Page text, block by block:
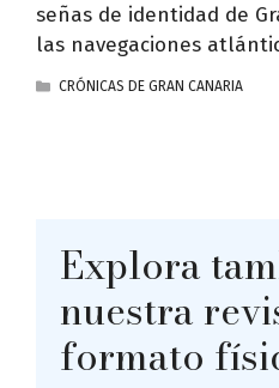
señas de identidad de
las navegaciones
CATEGORÍAS
CRÓNICAS DE GRAN CANARIA
Explora
nuestra
formato